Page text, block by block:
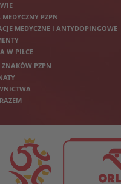
MEDYCZNY PZPN
MEDYCZNE I ANTYDOPINGOWE
W PIŁCE
ZNAKÓW PZPN